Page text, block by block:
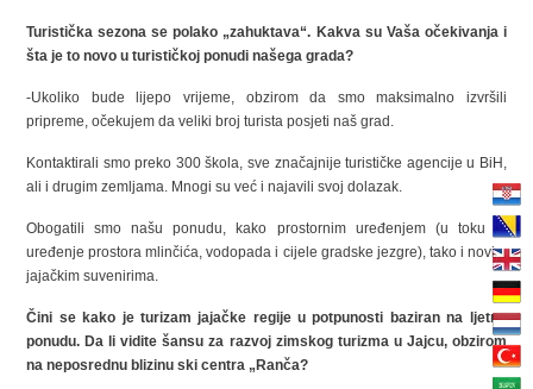
Turistička sezona se polako „zahuktava“. Kakva su Vaša očekivanja i
šta je to novo u turističkoj ponudi našega grada?
-Ukoliko bude lijepo vrijeme, obzirom da smo maksimalno izvršili
pripreme, očekujem da veliki broj turista posjeti naš grad.
Kontaktirali smo preko 300 škola, sve značajnije turističke agencije u BiH,
ali i drugim zemljama. Mnogi su već i najavili svoj dolazak.
Obogatili smo našu ponudu, kako prostornim uređenjem (u toku je
uređenje prostora mlinčića, vodopada i cijele gradske jezgre), tako i novim
jajačkim suvenirima.
Čini se kako je turizam jajačke regije u potpunosti baziran na ljetnu
ponudu. Da li vidite šansu za razvoj zimskog turizma u Jajcu, obzirom
na neposrednu blizinu ski centra „Ranča?